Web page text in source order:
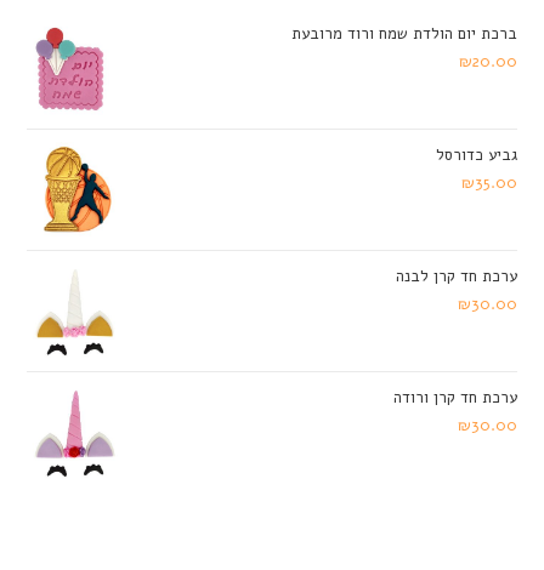
ברכת יום הולדת שמח ורוד מרובעת
₪20.00
גביע כדורסל
₪35.00
ערכת חד קרן לבנה
₪30.00
ערכת חד קרן ורודה
₪30.00